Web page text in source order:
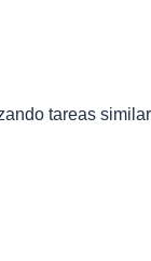
tareas